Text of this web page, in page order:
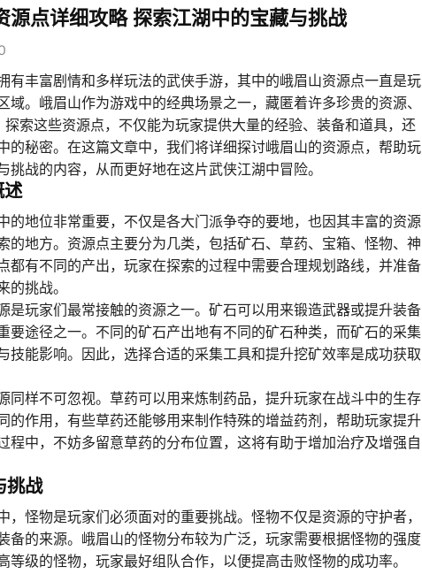
源点详细攻略 探索江湖中的宝藏与挑战
有丰富剧情和多样玩法的武侠手游，其中的峨眉山资源点一直是玩
域。峨眉山作为游戏中的经典场景之一，藏匿着许多珍贵的资源、
探索这些资源点，不仅能为玩家提供大量的经验、装备和道具，还
的秘密。在这篇文章中，我们将详细探讨峨眉山的资源点，帮助玩
挑战的内容，从而更好地在这片武侠江湖中冒险。
述
的地位非常重要，不仅是各大门派争夺的要地，也因其丰富的资源
的地方。资源点主要分为几类，包括矿石、草药、宝箱、怪物、神
都有不同的产出，玩家在探索的过程中需要合理规划路线，并准备
的挑战。
是玩家们最常接触的资源之一。矿石可以用来锻造武器或提升装备
要途径之一。不同的矿石产出地有不同的矿石种类，而矿石的采集
技能影响。因此，选择合适的采集工具和提升挖矿效率是成功获取
同样不可忽视。草药可以用来炼制药品，提升玩家在战斗中的生存
的作用，有些草药还能够用来制作特殊的增益药剂，帮助玩家提升
程中，不妨多留意草药的分布位置，这将有助于增加治疗及增强自
挑战
，怪物是玩家们必须面对的重要挑战。怪物不仅是资源的守护者，
备的来源。峨眉山的怪物分布较为广泛，玩家需要根据怪物的强度
等级的怪物，玩家最好组队合作，以便提高击败怪物的成功率。